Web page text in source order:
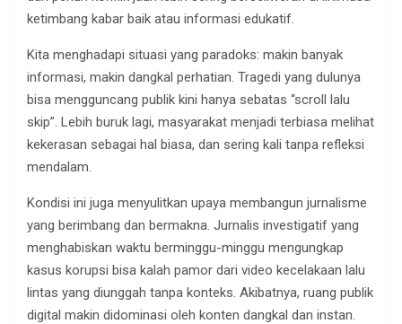
ketimbang kabar baik atau informasi edukatif.
Kita menghadapi situasi yang paradoks: makin banyak
informasi, makin dangkal perhatian. Tragedi yang dulunya
bisa mengguncang publik kini hanya sebatas “scroll lalu
skip”. Lebih buruk lagi, masyarakat menjadi terbiasa melihat
kekerasan sebagai hal biasa, dan sering kali tanpa refleksi
mendalam.
Kondisi ini juga menyulitkan upaya membangun jurnalisme
yang berimbang dan bermakna. Jurnalis investigatif yang
menghabiskan waktu berminggu-minggu mengungkap
kasus korupsi bisa kalah pamor dari video kecelakaan lalu
lintas yang diunggah tanpa konteks. Akibatnya, ruang publik
digital makin didominasi oleh konten dangkal dan instan.